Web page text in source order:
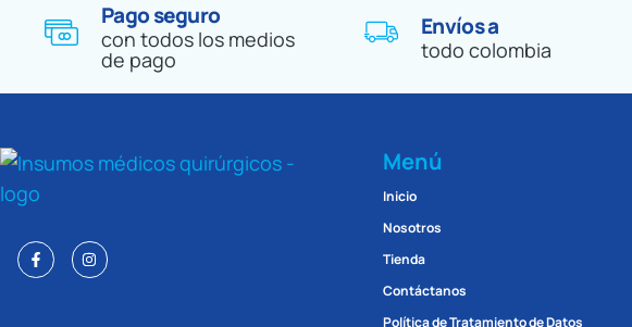
Pago seguro
con todos los medios
de pago
Envíos a
todo colombia
Menú
Inicio
Nosotros
Tienda
Contáctanos
Política de Tratamiento de Datos